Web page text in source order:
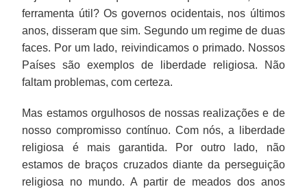
ferramenta útil? Os governos ocidentais, nos últimos
anos, disseram que sim. Segundo um regime de duas
faces. Por um lado, reivindicamos o primado. Nossos
Países são exemplos de liberdade religiosa. Não
faltam problemas, com certeza.
Mas estamos orgulhosos de nossas realizações e de
nosso compromisso contínuo. Com nós, a liberdade
religiosa é mais garantida. Por outro lado, não
estamos de braços cruzados diante da perseguição
religiosa no mundo. A partir de meados dos anos